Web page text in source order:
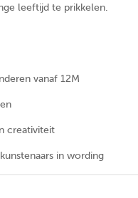
leeftijd te prikkelen.
vanaf 12M
creativiteit
in wording